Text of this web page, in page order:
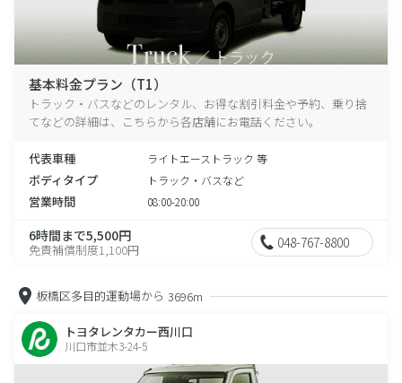
基本料金プラン（T1）
トラック・バスなどのレンタル、お得な割引料金や予約、乗り捨
てなどの詳細は、こちらから各店舗にお電話ください。
代表車種 ライトエーストラック 等
ボディタイプ トラック・バスなど
営業時間 08:00-20:00
6時間まで5,500円
免責補償制度1,100円 048-767-8800
板橋区多目的運動場から 3696m
トヨタレンタカー西川口
川口市並木3-24-5